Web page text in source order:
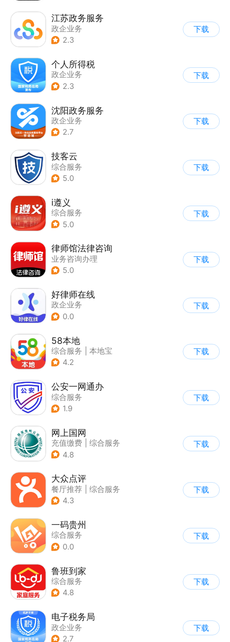
江苏政务服务
政企业务
2.3
下载
个人所得税
政企业务
2.3
下载
沈阳政务服务
政企业务
2.7
下载
技客云
综合服务
5.0
下载
i遵义
综合服务
5.0
下载
律师馆法律咨询
业务咨询办理
5.0
下载
好律师在线
政企业务
0.0
下载
58本地
综合服务
本地宝
4.2
下载
公安一网通办
综合服务
| 业务咨询办理
1.9
下载
网上国网
充值缴费
综合服务
4.8
下载
大众点评
餐厅推荐
综合服务
4.3
下载
一码贵州
综合服务
0.0
下载
鲁班到家
综合服务
4.8
下载
电子税务局
政企业务
2.7
下载